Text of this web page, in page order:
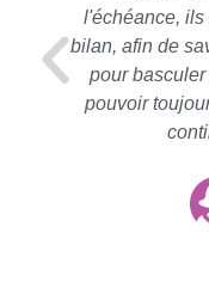
l'échéance, ils
bilan, afin de
pour
pouvoir